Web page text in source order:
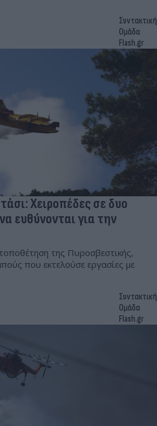
Συντακτική
Ομάδα
Flash.gr
Χειροπέδες σε δυο
ευθύνονται για την
της Πυροσβεστικής,
που εκτελούσε εργασίες με
Συντακτική
Ομάδα
Flash.gr